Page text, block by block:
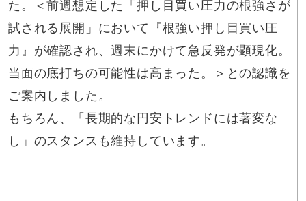
た。＜前週想定した「押し目買い圧力の根強さが
試される展開」において『根強い押し目買い圧
力』が確認され、週末にかけて急反発が顕現化。
当面の底打ちの可能性は高まった。＞との認識を
ご案内しました。
もちろん、「長期的な円安トレンドには著変な
し」のスタンスも維持しています。